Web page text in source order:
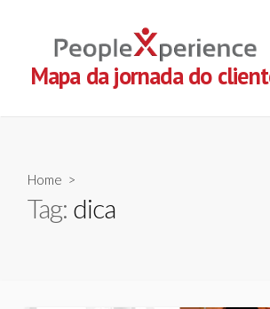
content
Mapa da jornada do
Home >
Tag: dica